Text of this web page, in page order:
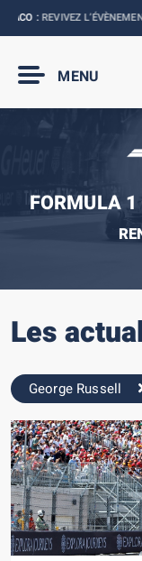
:REVIVEZ L’ÉVÈNEMENT
MENU
FORMULA
Les
George Russell